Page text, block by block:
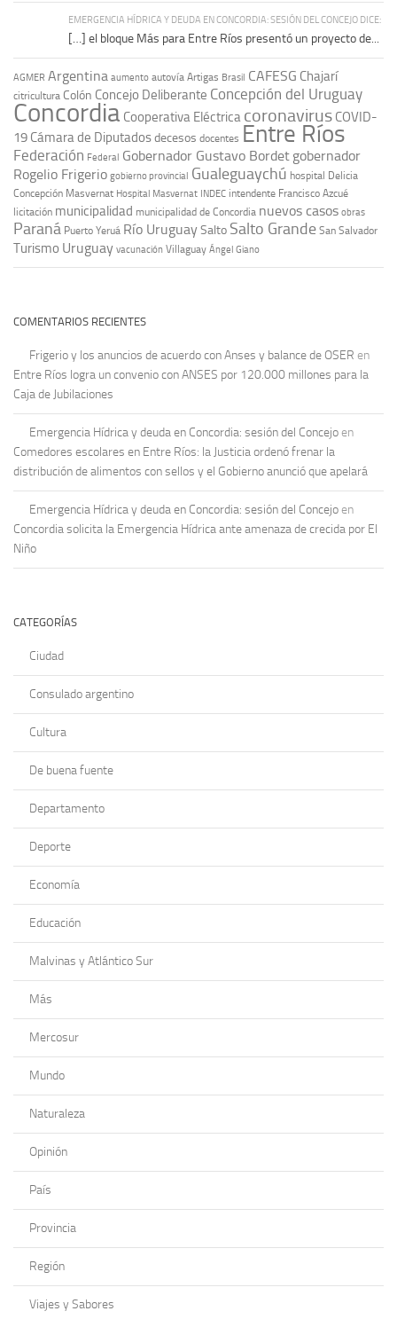
EMERGENCIA HÍDRICA Y DEUDA EN CONCORDIA: SESIÓN DEL CONCEJO DICE:
[…] el bloque Más para Entre Ríos presentó un proyecto de...
AGMER Argentina aumento autovía Artigas Brasil CAFESG Chajarí
citricultura Colón Concejo Deliberante Concepción del Uruguay
Concordia Cooperativa Eléctrica coronavirus COVID-
19 Cámara de Diputadosdecesos docentes Entre Ríos
Federación Federal Gobernador Gustavo Bordet gobernador
Rogelio Frigerio gobierno provincial Gualeguaychú hospital Delicia
Concepción Masvernat Hospital Masvernat INDEC intendente Francisco Azcué
licitación municipalidad municipalidad de Concordia nuevos casos obras
Paraná Puerto Yeruá Río UruguaySalto Salto Grande San Salvador
Turismo Uruguay vacunación Villaguay Ángel Giano
COMENTARIOS RECIENTES
Frigerio y los anuncios de acuerdo con Anses y balance de OSER en
Entre Ríos logra un convenio con ANSES por 120.000 millones para la
Caja de Jubilaciones
Emergencia Hídrica y deuda en Concordia: sesión del Concejo en
Comedores escolares en Entre Ríos: la Justicia ordenó frenar la
distribución de alimentos con sellos y el Gobierno anunció que apelará
Emergencia Hídrica y deuda en Concordia: sesión del Concejo en
Concordia solicita la Emergencia Hídrica ante amenaza de crecida por El
Niño
CATEGORÍAS
Ciudad
Consulado argentino
Cultura
De buena fuente
Departamento
Deporte
Economía
Educación
Malvinas y Atlántico Sur
Más
Mercosur
Mundo
Naturaleza
Opinión
País
Provincia
Región
Viajes y Sabores